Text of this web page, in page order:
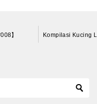
】